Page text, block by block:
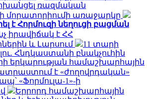
ռազմական
մորատորիումի առաջարկը
է Հորմուզի նեղուցի բացման
իրավիճակ է ՀՀ
և Լարսում
11 տարի
Հնդկաստանի բնակչուհին
երկարության համաշխարհային
է «ժողովրդական»
«Ֆորմուլա-1»-ի
Երրորդ համաշխարհային